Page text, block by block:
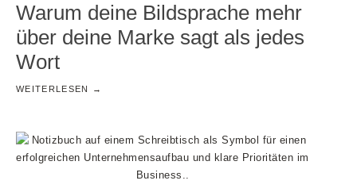
Warum deine Bildsprache mehr
über deine Marke sagt als jedes
Wort
WEITERLESEN →